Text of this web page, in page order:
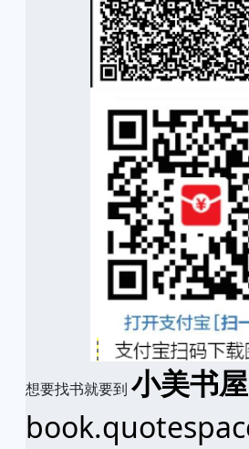
想要找书就要到 小美书屋